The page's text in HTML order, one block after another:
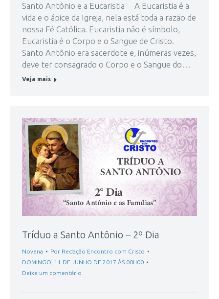
Santo Antônio e a Eucaristia A Eucaristia é a
vida e o ápice da Igreja, nela está toda a razão de
nossa Fé Católica. Eucaristia não é símbolo,
Eucaristia é o Corpo e o Sangue de Cristo.
Santo Antônio era sacerdote e, inúmeras vezes,
deve ter consagrado o Corpo e o Sangue do…
Veja mais
Tríduo a Santo Antônio – 2º Dia
Novena Por Redação Encontro com Cristo
DOMINGO, 11 DE JUNHO DE 2017 ÀS 00H00
Deixe um comentário